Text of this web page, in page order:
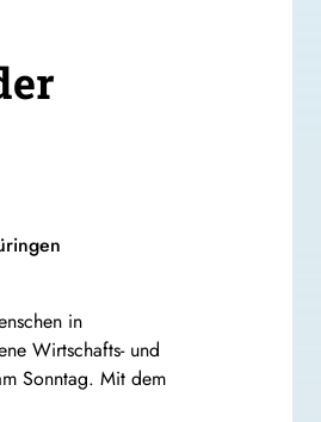
in
Wirtschafts- und
Sonntag. Mit dem